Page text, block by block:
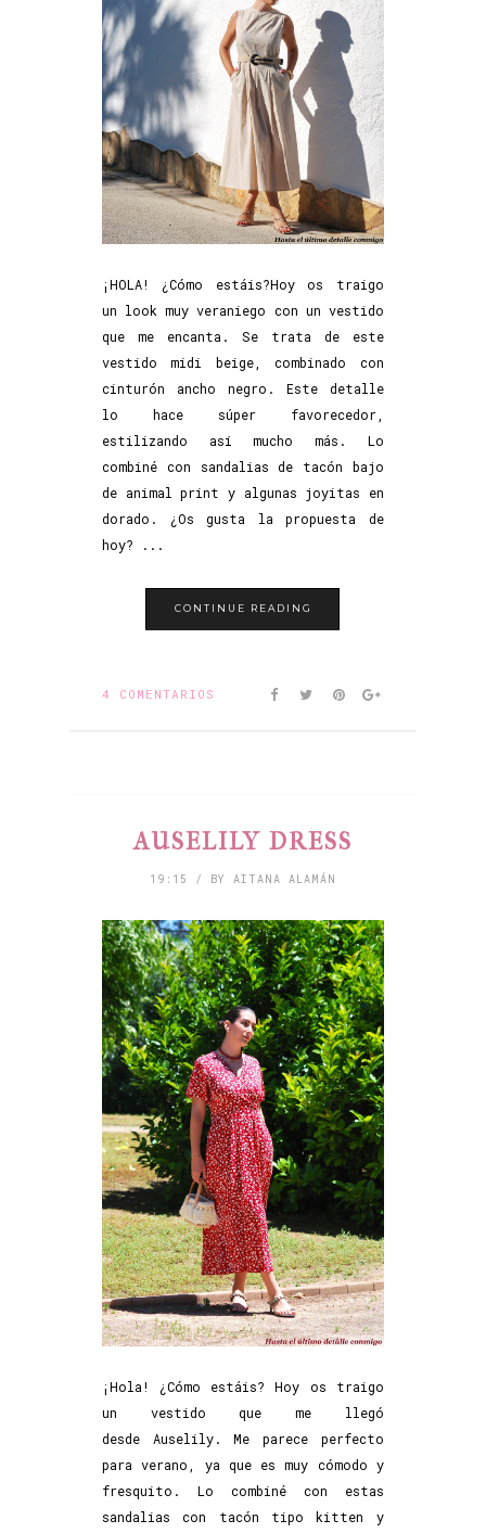
¡HOLA! ¿Cómo estáis?Hoy os traigo
un look muy veraniego con un vestido
que me encanta. Se trata de este
vestido midi beige, combinado con
cinturón ancho negro. Este detalle
lo hace súper favorecedor,
estilizando así mucho más. Lo
combiné con sandalias de tacón bajo
de animal print y algunas joyitas en
dorado. ¿Os gusta la propuesta de
hoy? ...
CONTINUE READING
4 COMENTARIOS
AUSELILY DRESS
19:15 / BY AITANA ALAMÁN
¡Hola! ¿Cómo estáis? Hoy os traigo
un vestido que me llegó
desde Auselily. Me parece perfecto
para verano, ya que es muy cómodo y
fresquito. Lo combiné con estas
sandalias con tacón tipo kitten y